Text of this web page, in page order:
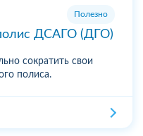
Полезно
ДСАГО (ДГО)
сократить свои
полиса.